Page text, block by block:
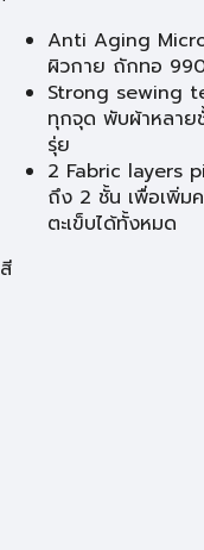
Anti Aging
ผิวกาย ถักทอ
Strong sewing
ทุกจุด พับผ้าหลาย
รุ่ย
2 Fabric layers
ถึง 2 ชั้น เพื่อเพิ่มค
ตะเข็บได้ทั้งหมด
สี